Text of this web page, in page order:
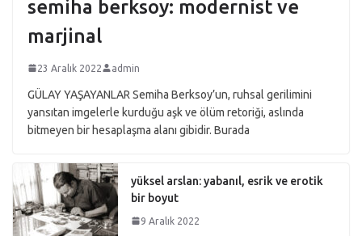
semiha berksoy: modernist ve
marjinal
23 Aralık 2022 admin
GÜLAY YAŞAYANLAR Semiha Berksoy’un, ruhsal gerilimini
yansıtan imgelerle kurduğu aşk ve ölüm retoriği, aslında
bitmeyen bir hesaplaşma alanı gibidir. Burada
yüksel arslan: yabanıl, esrik ve erotik
bir boyut
9 Aralık 2022